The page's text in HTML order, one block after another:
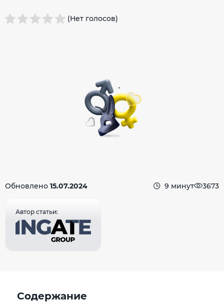
(Нет голосов)
Обновлено 15.07.2024 9 минут 3673
Автор статьи:
Содержание